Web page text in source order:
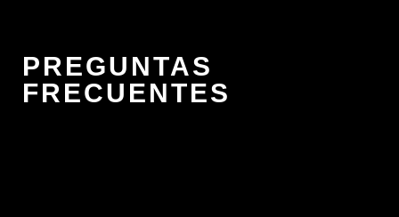
PREGUNTAS
FRECUENTES